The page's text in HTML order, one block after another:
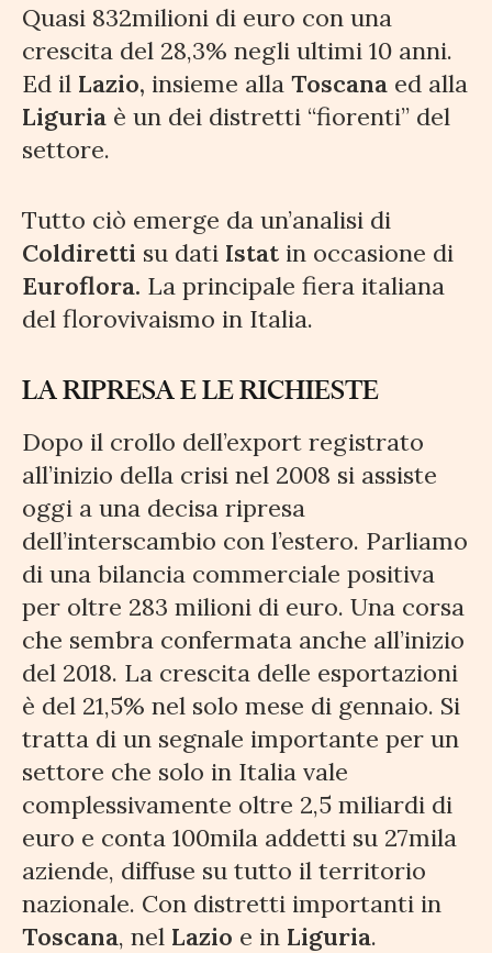
Quasi 832milioni di euro con una
crescita del 28,3% negli ultimi 10 anni.
Ed il Lazio, insieme alla Toscana ed alla
Liguria è un dei distretti “fiorenti” del
settore.
Tutto ciò emerge da un’analisi di
Coldiretti su dati Istat in occasione di
Euroflora. La principale fiera italiana
del florovivaismo in Italia.
LA RIPRESA E LE RICHIESTE
Dopo il crollo dell’export registrato
all’inizio della crisi nel 2008 si assiste
oggi a una decisa ripresa
dell’interscambio con l’estero. Parliamo
di una bilancia commerciale positiva
per oltre 283 milioni di euro. Una corsa
che sembra confermata anche all’inizio
del 2018. La crescita delle esportazioni
è del 21,5% nel solo mese di gennaio. Si
tratta di un segnale importante per un
settore che solo in Italia vale
complessivamente oltre 2,5 miliardi di
euro e conta 100mila addetti su 27mila
aziende, diffuse su tutto il territorio
nazionale. Con distretti importanti in
Toscana, nel Lazio e in Liguria.